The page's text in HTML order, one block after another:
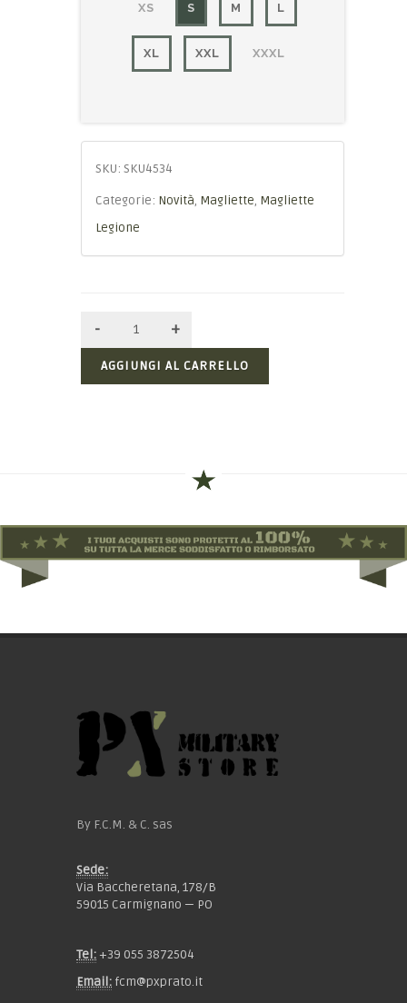
XS S M L
XL XXL XXXL
SKU: SKU4534
Categorie: Novità, Magliette, Magliette
Legione
AGGIUNGI AL CARRELLO
By F.C.M. & C. sas
Sede:
Via Baccheretana, 178/B
59015 Carmignano — PO
Tel: +39 055 3872504
Email: fcm@pxprato.it